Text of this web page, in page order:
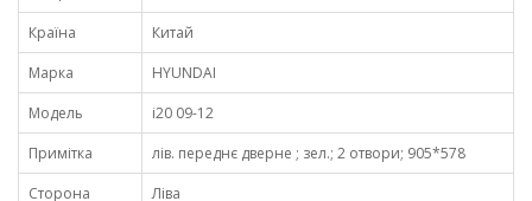
Країна
Китай
Марка
HYUNDAI
Модель
i20 09-12
Примітка
лів. переднє дверне ; зел.; 2 отвори; 905*578
Сторона
Ліва